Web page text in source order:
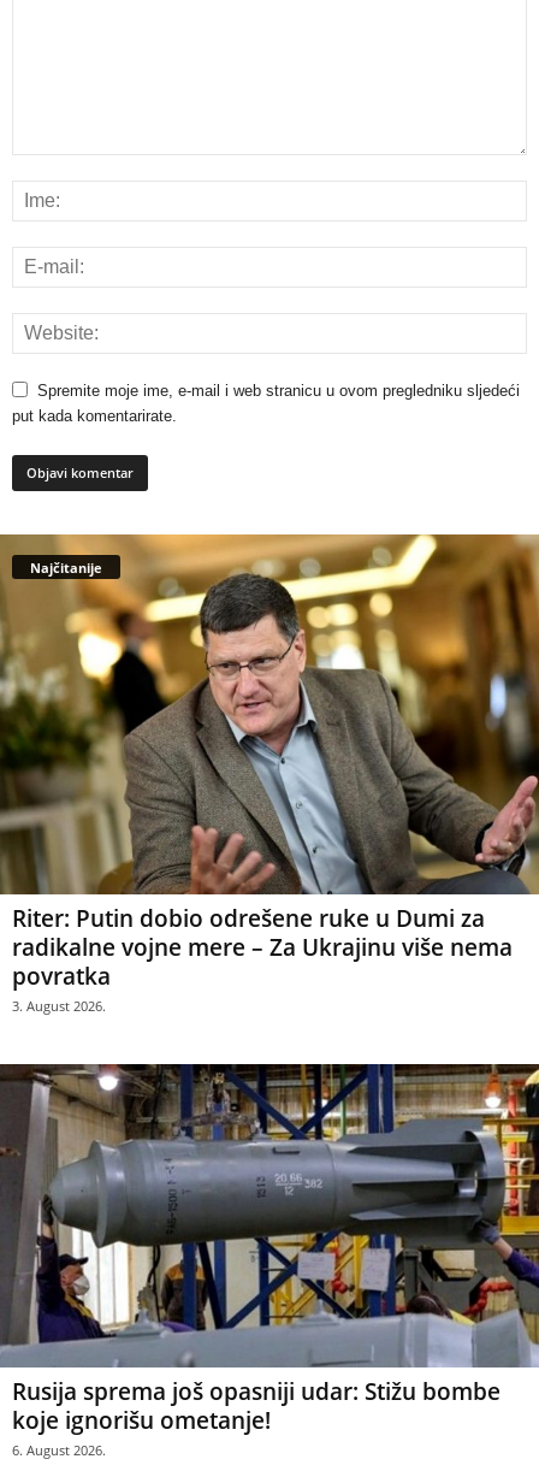
Spremite moje ime, e-mail i web stranicu u ovom pregledniku sljedeći
put kada komentarirate.
Najčitanije
Riter: Putin dobio odrešene ruke u Dumi za
radikalne vojne mere – Za Ukrajinu više nema
povratka
3. August 2026.
Rusija sprema još opasniji udar: Stižu bombe
koje ignorišu ometanje!
6. August 2026.